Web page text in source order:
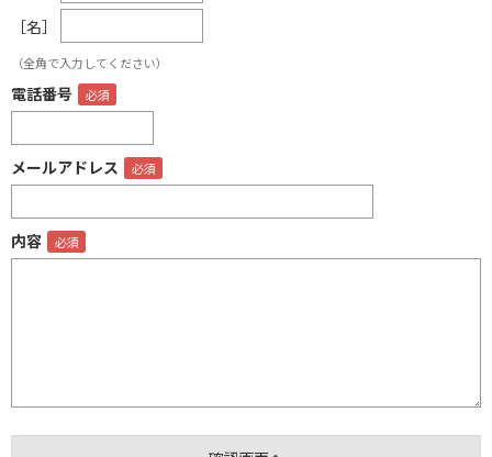
［名］
（全角で入力してください）
電話番号
メールアドレス
内容